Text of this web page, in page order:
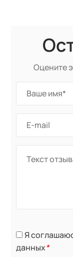
Оцените
Я
данных*